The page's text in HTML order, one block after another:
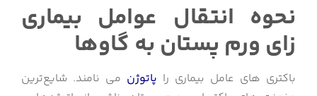
نحوه انتقال عوامل بیماری
زای ورم پستان به گاوها
باکتری های عامل بیماری را پاتوژن می نامند. شایع‌ترین